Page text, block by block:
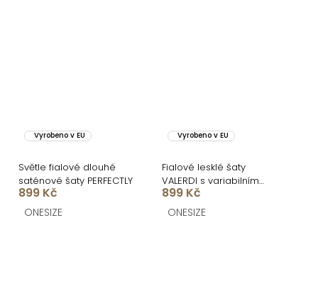
Vyrobeno v EU
Světle fialové dlouhé
saténové šaty PERFECTLY
899 Kč
ONESIZE
Vyrobeno v EU
Fialové lesklé šaty
VALERDI s variabilním
vázáním a rozparkem
899 Kč
ONESIZE